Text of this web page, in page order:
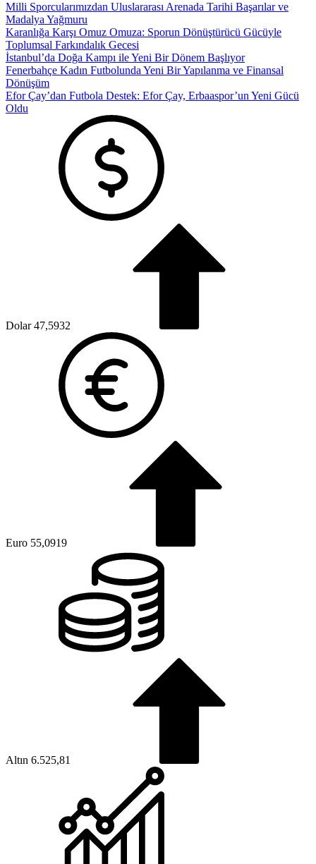
Milli Sporcularımızdan Uluslararası Arenada Tarihi Başarılar ve
Madalya Yağmuru
Karanlığa Karşı Omuz Omuza: Sporun Dönüştürücü Gücüyle
Toplumsal Farkındalık Gecesi
İstanbul’da Doğa Kampı ile Yeni Bir Dönem Başlıyor
Fenerbahçe Kadın Futbolunda Yeni Bir Yapılanma ve Finansal
Dönüşüm
Efor Çay’dan Futbola Destek: Efor Çay, Erbaaspor’un Yeni Gücü
Oldu
Dolar 47,5932
Euro 55,0919
Altın 6.525,81